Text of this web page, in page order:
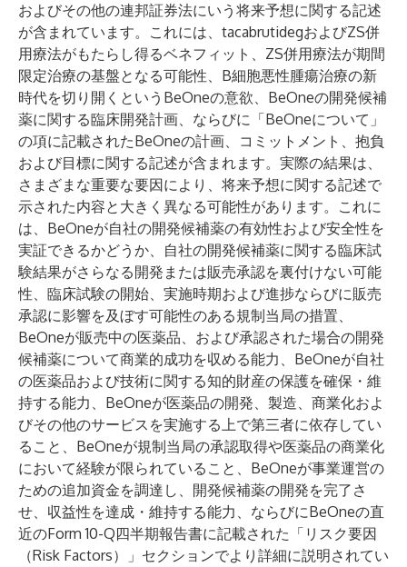
およびその他の連邦証券法にいう将来予想に関する記述
が含まれています。これには、tacabrutidegおよびZS併
用療法がもたらし得るベネフィット、ZS併用療法が期間
限定治療の基盤となる可能性、B細胞悪性腫瘍治療の新
時代を切り開くというBeOneの意欲、BeOneの開発候補
薬に関する臨床開発計画、ならびに「BeOneについて」
の項に記載されたBeOneの計画、コミットメント、抱負
および目標に関する記述が含まれます。実際の結果は、
さまざまな重要な要因により、将来予想に関する記述で
示された内容と大きく異なる可能性があります。これに
は、BeOneが自社の開発候補薬の有効性および安全性を
実証できるかどうか、自社の開発候補薬に関する臨床試
験結果がさらなる開発または販売承認を裏付けない可能
性、臨床試験の開始、実施時期および進捗ならびに販売
承認に影響を及ぼす可能性のある規制当局の措置、
BeOneが販売中の医薬品、および承認された場合の開発
候補薬について商業的成功を収める能力、BeOneが自社
の医薬品および技術に関する知的財産の保護を確保・維
持する能力、BeOneが医薬品の開発、製造、商業化およ
びその他のサービスを実施する上で第三者に依存してい
ること、BeOneが規制当局の承認取得や医薬品の商業化
において経験が限られていること、BeOneが事業運営の
ための追加資金を調達し、開発候補薬の開発を完了さ
せ、収益性を達成・維持する能力、ならびにBeOneの直
近のForm 10-Q四半期報告書に記載された「リスク要因
（Risk Factors）」セクションでより詳細に説明されてい